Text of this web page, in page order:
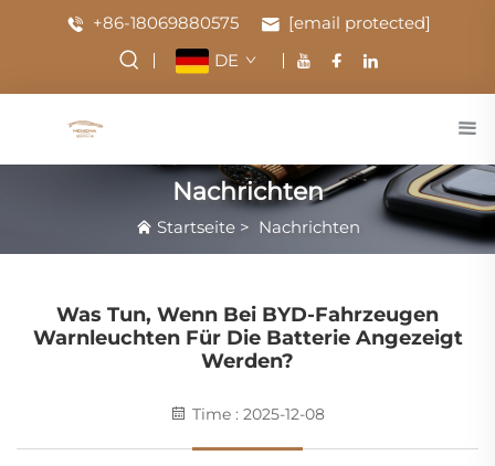
+86-18069880575
[email protected]
DE
Nachrichten
Startseite> Nachrichten
Was Tun, Wenn Bei BYD-Fahrzeugen
Warnleuchten Für Die Batterie Angezeigt
Werden?
Time : 2025-12-08